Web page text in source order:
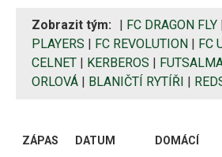
Zobrazit tým: FC DRAGON FLY
PLAYERS
FC REVOLUTION FC
CELNET
KERBEROS
ORLOVÁ
BLANIČTÍ RYTÍŘI
ZÁPAS DATUM DOMÁCÍ